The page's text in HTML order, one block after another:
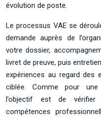
évolution de poste.
Le processus VAE se
demande auprès de
votre dossier,
livret de preuve, puis
expériences au regard des
ciblée. Comme pour une
l’objectif est de
compétences